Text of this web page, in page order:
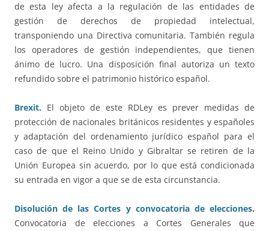
de esta ley afecta a la regulación de las entidades de
gestión de derechos de propiedad intelectual,
transponiendo una Directiva comunitaria. También regula
los operadores de gestión independientes, que tienen
ánimo de lucro. Una disposición final autoriza un texto
refundido sobre el patrimonio histórico español.
Brexit. El objeto de este RDLey es prever medidas de
protección de nacionales británicos residentes y españoles
y adaptación del ordenamiento jurídico español para el
caso de que el Reino Unido y Gibraltar se retiren de la
Unión Europea sin acuerdo, por lo que está condicionada
su entrada en vigor a que se de esta circunstancia.
Disolución de las Cortes y convocatoria de elecciones.
Convocatoria de elecciones a Cortes Generales que